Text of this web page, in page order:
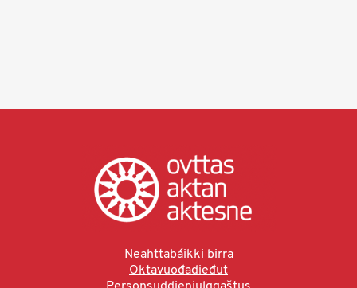
Neahttabáikki birra
Oktavuođadieđut